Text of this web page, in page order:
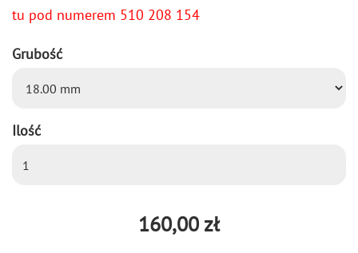
tu pod nu­me­rem 510 208 154
Grubość
Ilość
160,00 zł